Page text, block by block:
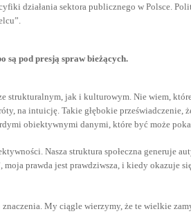
działania sektora publicznego w Polsce.
są pod presją spraw bieżących.
strukturalnym, jak i kulturowym. Nie wiem,
na intuicję. Takie głębokie
obiektywnymi danymi, które być może
Nasza struktura społeczna generuje
prawda jest prawdziwsza, i kiedy okazuje
My ciągle wierzymy, że te wielkie